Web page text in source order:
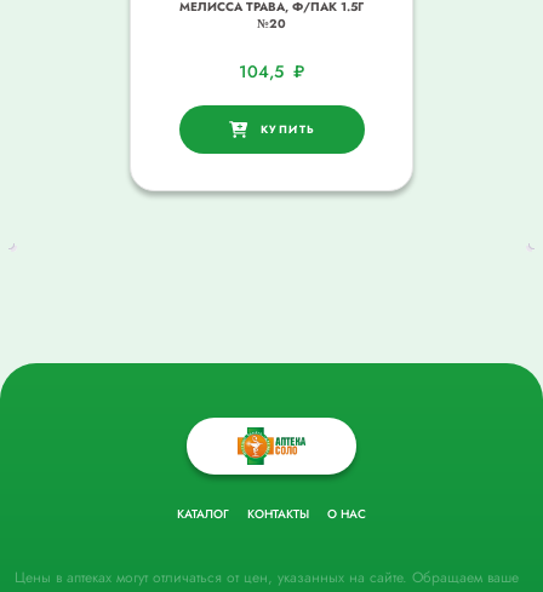
МЕЛИССА ТРАВА, Ф/ПАК 1.5Г
№20
104,5 ₽
КУПИТЬ
КАТАЛОГ КОНТАКТЫ О НАС
Цены в аптеках могут отличаться от цен, указанных на сайте. Обращаем ваше